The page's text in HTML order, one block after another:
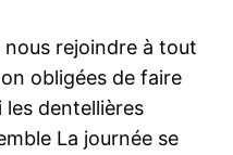
rejoindre à tout
obligées de faire
les dentellières
La journée se